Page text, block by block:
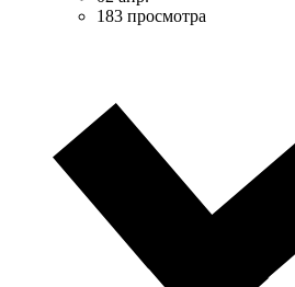
183 просмотра